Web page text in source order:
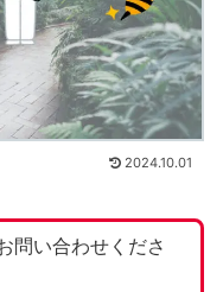
2024.10.01
問い合わせくださ